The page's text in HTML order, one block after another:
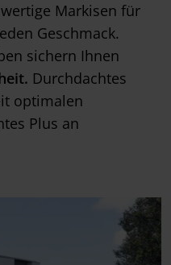
Markisen für
Geschmack.
sichern Ihnen
Durchdachtes
optimalen
Plus an